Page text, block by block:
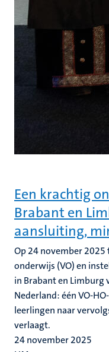
Een krachtig
Brabant en
aansluiting,
Op 24 november
onderwijs (VO) en
in Brabant en
Nederland: één VO-
leerlingen naar
verlaagt.
24 november 2025